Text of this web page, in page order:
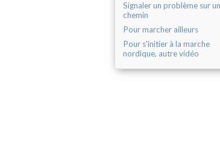
Signaler un problème sur un
chemin
Pour marcher ailleurs
Pour s'initier à la marche
nordique, autre vidéo